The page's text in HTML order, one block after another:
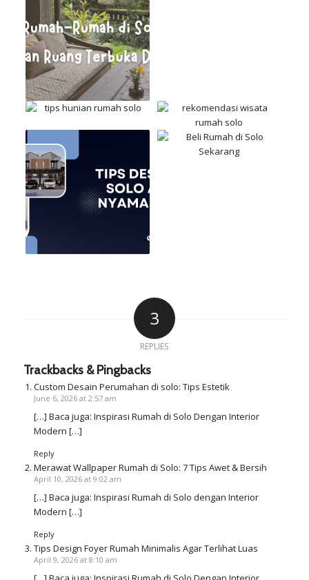
3
REPLIES
Trackbacks & Pingbacks
Custom Desain Perumahan di solo: Tips Estetik
June 6, 2026 at 2:57 am
[…] Baca juga: Inspirasi Rumah di Solo Dengan Interior
Modern […]
Reply
Merawat Wallpaper Rumah di Solo: 7 Tips Awet & Bersih
April 10, 2026 at 9:02 am
[…] Baca juga: Inspirasi Rumah di Solo dengan Interior
Modern […]
Reply
Tips Design Foyer Rumah Minimalis Agar Terlihat Luas
April 9, 2026 at 8:10 am